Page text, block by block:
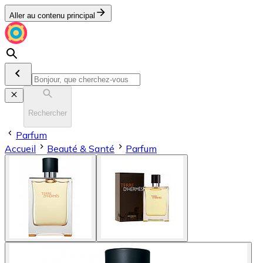
Aller au contenu principal
Rechercher
Parfum
Accueil
Beauté & Santé Parfum